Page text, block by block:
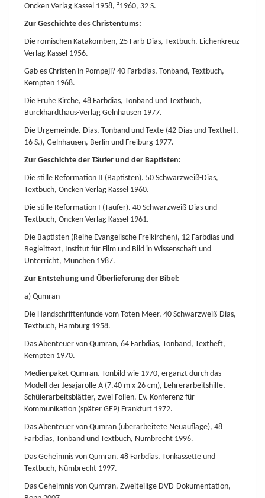
Oncken Verlag Kassel 1958, ²1960, 32 S.
Zur Geschichte des Christentums:
Die römischen Katakomben, 25 Farb-Dias, Textbuch, Eichenkreuz
Verlag Kassel 1956.
Gab es Christen in Pompeji? 40 Farbdias, Tonband, Textbuch,
Kempten 1968.
Die Frühe Kirche, 48 Farbdias, Tonband und Textbuch,
Burckhardthaus-Verlag Gelnhausen 1977.
Die Urgemeinde. Dias, Tonband und Texte (42 Dias und Textheft,
16 S.), Gelnhausen, Berlin und Freiburg 1977.
Zur Geschichte der Täufer und der Baptisten:
Die stille Reformation II (Baptisten). 50 Schwarzweiß-Dias,
Textbuch, Oncken Verlag Kassel 1960.
Die stille Reformation I (Täufer). 40 Schwarzweiß-Dias und
Textbuch, Oncken Verlag Kassel 1961.
Die Baptisten (Reihe Evangelische Freikirchen), 12 Farbdias und
Begleittext, Institut für Film und Bild in Wissenschaft und
Unterricht, München 1987.
Zur Entstehung und Überlieferung der Bibel:
a) Qumran
Die Handschriftenfunde vom Toten Meer, 40 Schwarzweiß-Dias,
Textbuch, Hamburg 1958.
Das Abenteuer von Qumran, 64 Farbdias, Tonband, Textheft,
Kempten 1970.
Medienpaket Qumran. Tonbild wie 1970, ergänzt durch das
Modell der Jesajarolle A (7,40 m x 26 cm), Lehrerarbeitshilfe,
Schülerarbeitsblätter, zwei Folien. Ev. Konferenz für
Kommunikation (später GEP) Frankfurt 1972.
Das Abenteuer von Qumran (überarbeitete Neuauflage), 48
Farbdias, Tonband und Textbuch, Nümbrecht 1996.
Das Geheimnis von Qumran, 48 Farbdias, Tonkassette und
Textbuch, Nümbrecht 1997.
Das Geheimnis von Qumran. Zweiteilige DVD-Dokumentation,